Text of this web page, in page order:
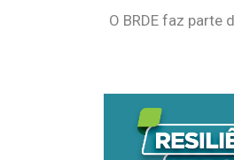
O BRDE faz parte